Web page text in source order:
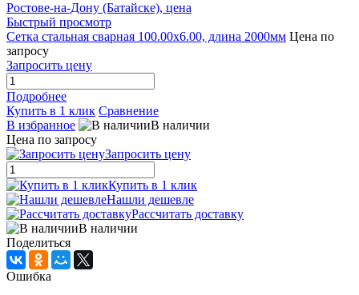
Быстрый просмотр
Сетка стальная сварная 100.00x6.00, длина 2000мм Цена по
запросу
Запросить цену
Подробнее
Купить в 1 клик Сравнение
В избранное
В наличии
Цена по запросу
Запросить цену
Купить в 1 клик
Нашли дешевле
Рассчитать доставку
В наличии
Поделиться
Ошибка